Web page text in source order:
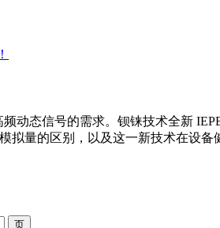
动态信号的需求。钡铼技术全新
拟量的区别，以及这一新技术在设备